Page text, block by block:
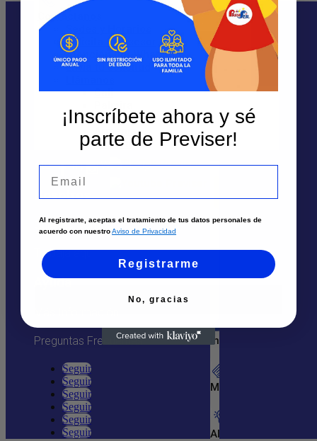
Contáctanos
Solicita un asesor
Atención por WhatsApp
Envía tu solicitud
Cali
Palmira
Tuluá
Armenia
Pereira
cliente
pago
Comprar
Inicio
Membresías
Aliados
Solicita un asesor
Atención por Whatsapp
Nosotros
Quiénes Somos
Trabaja aquí
Ayuda
Preguntas Frecuentes
Seguir
Seguir
Seguir
Seguir
Seguir
Seguir
¡Inscríbete ahora y sé
parte de Previser!
Al registrarte, aceptas el tratamiento de tus datos personales de
acuerdo con nuestroAviso de Privacidad
Registrarme
No, gracias